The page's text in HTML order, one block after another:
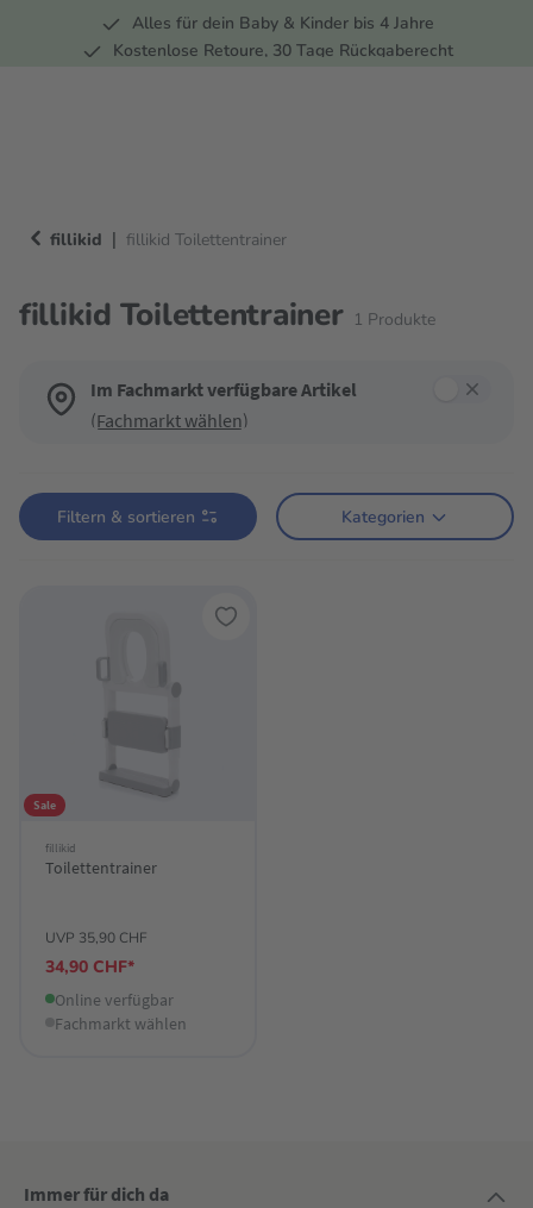
Zur Hauptnavigation springen
Alles für dein Baby & Kinder bis 4 Jahre
Kostenlose Retoure, 30 Tage Rückgaberecht
fillikid | fillikid Toilettentrainer
fillikid Toilettentrainer 1 Produkte
Im Fachmarkt verfügbare Artikel
(Fachmarkt wählen)
Filtern & sortieren Kategorien
Sale
fillikid
Toilettentrainer
UVP 35,90 CHF
34,90 CHF*
Online verfügbar
Fachmarkt wählen
Immer für dich da